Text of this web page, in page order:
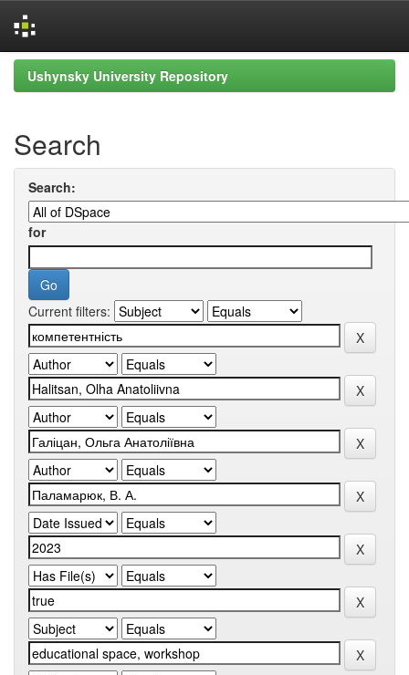
Skip
navigation
Ushynsky University Repository
Search
Search:
for
Current filters: